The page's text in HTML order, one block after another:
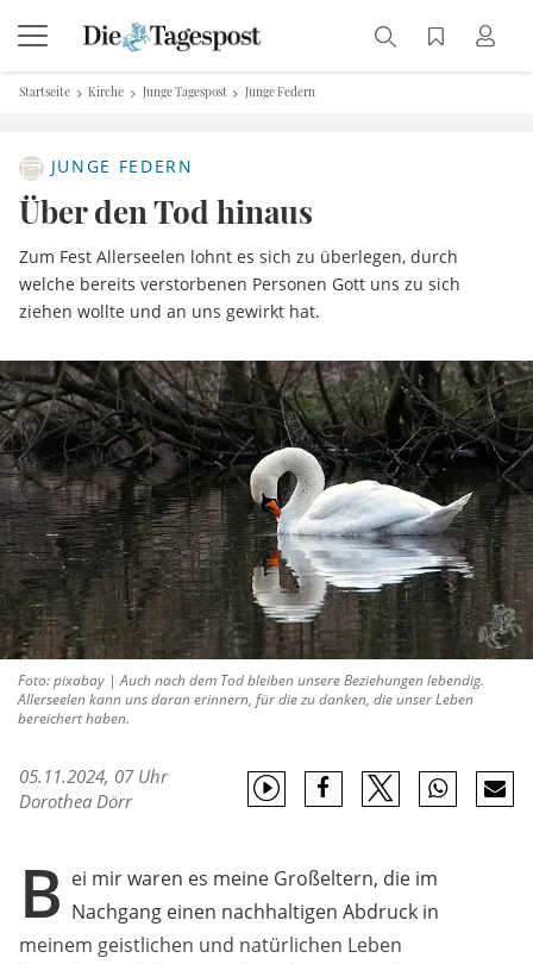
Startseite Kirche Junge Tagespost Junge Federn
JUNGE FEDERN
Über den Tod hinaus
Zum Fest Allerseelen lohnt es sich zu überlegen, durch
welche bereits verstorbenen Personen Gott uns zu sich
ziehen wollte und an uns gewirkt hat.
Foto: pixabay | Auch nach dem Tod bleiben unsere Beziehungen lebendig.
Allerseelen kann uns daran erinnern, für die zu danken, die unser Leben
bereichert haben.
05.11.2024, 07 Uhr
Dorothea Dörr
B ei mir waren es meine Großeltern, die im
Nachgang einen nachhaltigen Abdruck in
meinem geistlichen und natürlichen Leben